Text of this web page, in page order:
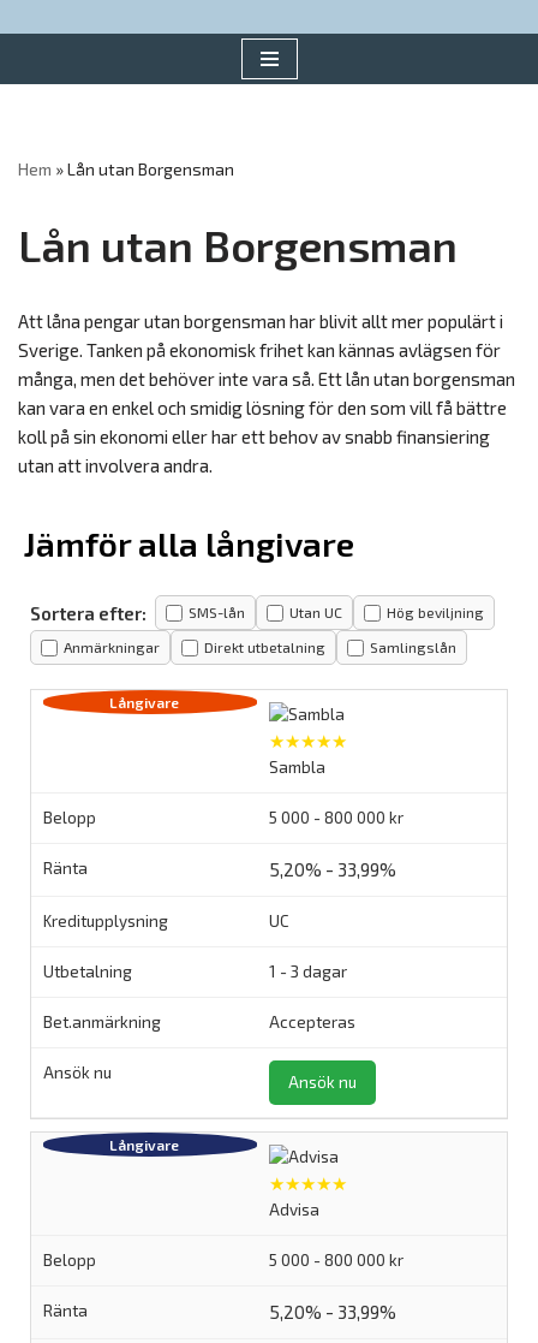
Hem »Lån utan Borgensman
Lån utan Borgensman
Att låna pengar utan borgensman har blivit allt mer populärt i
Sverige. Tanken på ekonomisk frihet kan kännas avlägsen för
många, men det behöver inte vara så. Ett lån utan borgensman
kan vara en enkel och smidig lösning för den som vill få bättre
koll på sin ekonomi eller har ett behov av snabb finansiering
utan att involvera andra.
Jämför alla långivare
Sortera efter: SMS-lån Utan UC Hög beviljning
Anmärkningar Direkt utbetalning Samlingslån
★★★★★
Sambla
5 000 - 800 000 kr
5,20% - 33,99%
UC
1 - 3 dagar
Accepteras
Ansök nu
★★★★★
Advisa
5 000 - 800 000 kr
5,20% - 33,99%